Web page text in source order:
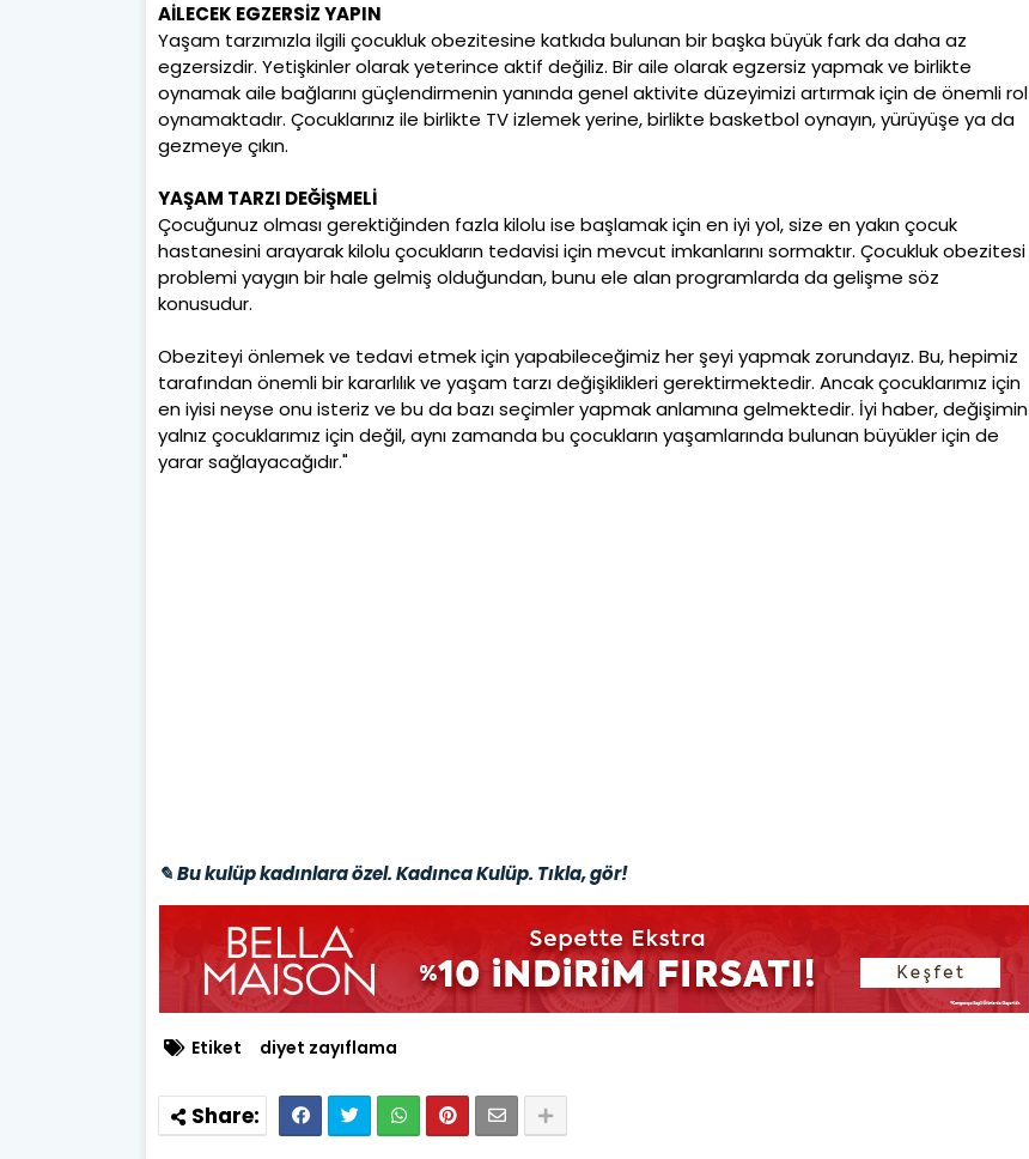
AİLECEK EGZERSİZ YAPIN
Yaşam tarzımızla ilgili çocukluk obezitesine katkıda bulunan bir başka büyük fark da daha az
egzersizdir. Yetişkinler olarak yeterince aktif değiliz. Bir aile olarak egzersiz yapmak ve birlikte
oynamak aile bağlarını güçlendirmenin yanında genel aktivite düzeyimizi artırmak için de önemli rol
oynamaktadır. Çocuklarınız ile birlikte TV izlemek yerine, birlikte basketbol oynayın, yürüyüşe ya da
gezmeye çıkın.
YAŞAM TARZI DEĞİŞMELİ
Çocuğunuz olması gerektiğinden fazla kilolu ise başlamak için en iyi yol, size en yakın çocuk
hastanesini arayarak kilolu çocukların tedavisi için mevcut imkanlarını sormaktır. Çocukluk obezitesi
problemi yaygın bir hale gelmiş olduğundan, bunu ele alan programlarda da gelişme söz
konusudur.
Obeziteyi önlemek ve tedavi etmek için yapabileceğimiz her şeyi yapmak zorundayız. Bu, hepimiz
tarafından önemli bir kararlılık ve yaşam tarzı değişiklikleri gerektirmektedir. Ancak çocuklarımız için
en iyisi neyse onu isteriz ve bu da bazı seçimler yapmak anlamına gelmektedir. İyi haber, değişimin
yalnız çocuklarımız için değil, aynı zamanda bu çocukların yaşamlarında bulunan büyükler için de
yarar sağlayacağıdır."
✎ Bu kulüp kadınlara özel. Kadınca Kulüp. Tıkla, gör!
Etiket diyet zayıflama